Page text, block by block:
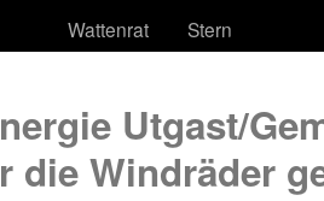
Wattenrat
Stern
Utgast/
die Windräder